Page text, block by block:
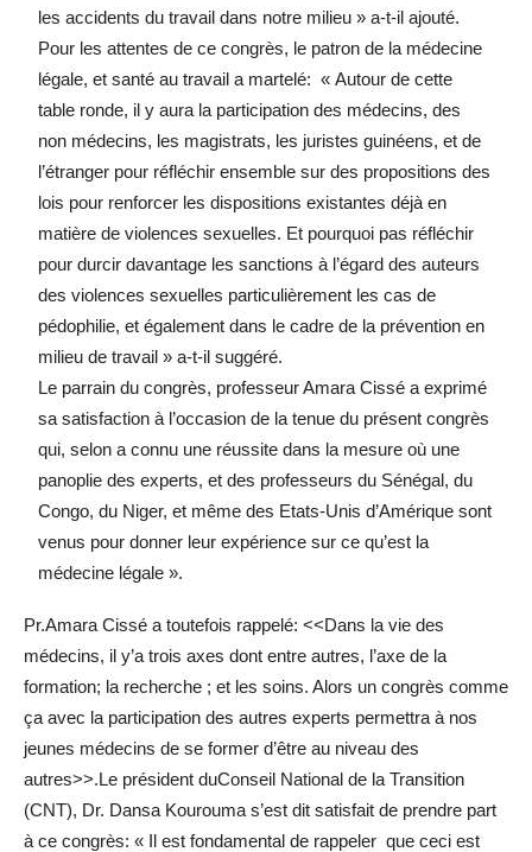
les accidents du travail dans notre milieu » a-t-il ajouté.
Pour les attentes de ce congrès, le patron de la médecine
légale, et santé au travail a martelé: « Autour de cette
table ronde, il y aura la participation des médecins, des
non médecins, les magistrats, les juristes guinéens, et de
l’étranger pour réfléchir ensemble sur des propositions des
lois pour renforcer les dispositions existantes déjà en
matière de violences sexuelles. Et pourquoi pas réfléchir
pour durcir davantage les sanctions à l’égard des auteurs
des violences sexuelles particulièrement les cas de
pédophilie, et également dans le cadre de la prévention en
milieu de travail » a-t-il suggéré.
Le parrain du congrès, professeur Amara Cissé a exprimé
sa satisfaction à l’occasion de la tenue du présent congrès
qui, selon a connu une réussite dans la mesure où une
panoplie des experts, et des professeurs du Sénégal, du
Congo, du Niger, et même des Etats-Unis d’Amérique sont
venus pour donner leur expérience sur ce qu’est la
médecine légale ».
Pr.Amara Cissé a toutefois rappelé: <<Dans la vie des
médecins, il y’a trois axes dont entre autres, l’axe de la
formation; la recherche ; et les soins. Alors un congrès comme
ça avec la participation des autres experts permettra à nos
jeunes médecins de se former d’être au niveau des
autres>>.Le président duConseil National de la Transition
(CNT), Dr. Dansa Kourouma s’est dit satisfait de prendre part
à ce congrès: « Il est fondamental de rappeler que ceci est